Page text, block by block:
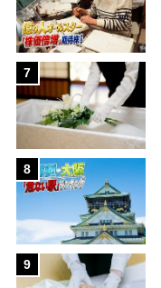
7
8
9